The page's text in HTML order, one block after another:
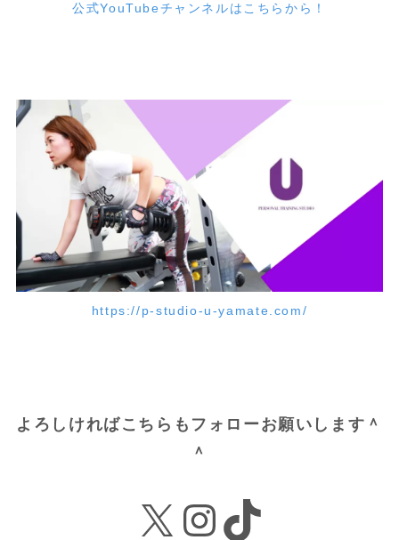
公式YouTubeチャンネルはこちらから！
https://p-studio-u-yamate.com/
よろしければこちらもフォローお願いします＾
＾
X Instagram
TikTok